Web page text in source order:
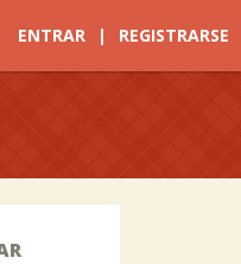
ENTRAR | REGISTRARSE